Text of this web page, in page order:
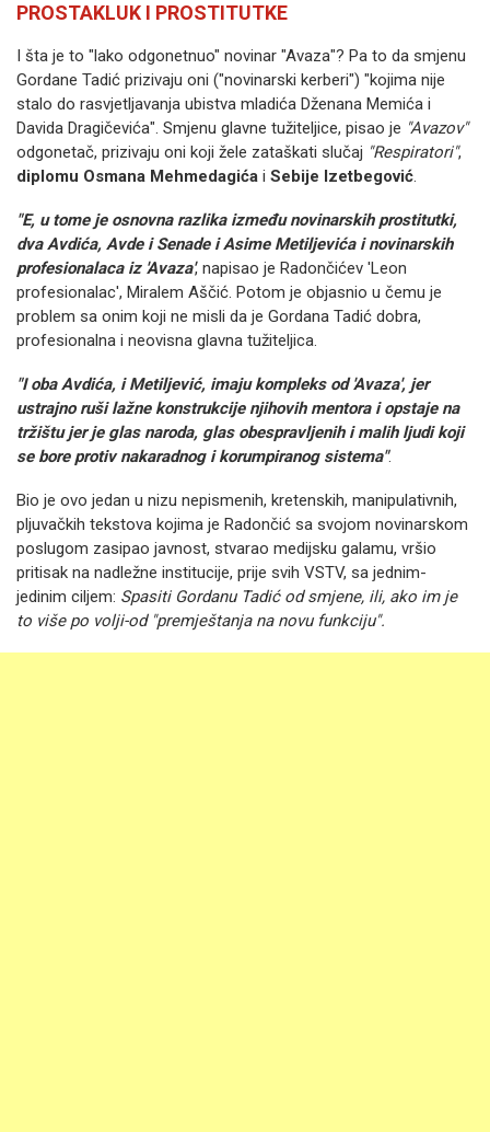
PROSTAKLUK I PROSTITUTKE
I šta je to "lako odgonetnuo" novinar "Avaza"? Pa to da smjenu
Gordane Tadić prizivaju oni ("novinarski kerberi") "kojima nije
stalo do rasvjetljavanja ubistva mladića Dženana Memića i
Davida Dragičevića". Smjenu glavne tužiteljice, pisao je "Avazov"
odgonetač, prizivaju oni koji žele zataškati slučaj "Respiratori",
diplomu Osmana Mehmedagića i Sebije Izetbegović.
"E, u tome je osnovna razlika između novinarskih prostitutki,
dva Avdića, Avde i Senade i Asime Metiljevića i novinarskih
profesionalaca iz 'Avaza', napisao je Radončićev 'Leon
profesionalac', Miralem Aščić. Potom je objasnio u čemu je
problem sa onim koji ne misli da je Gordana Tadić dobra,
profesionalna i neovisna glavna tužiteljica.
"I oba Avdića, i Metiljević, imaju kompleks od 'Avaza', jer
ustrajno ruši lažne konstrukcije njihovih mentora i opstaje na
tržištu jer je glas naroda, glas obespravljenih i malih ljudi koji
se bore protiv nakaradnog i korumpiranog sistema".
Bio je ovo jedan u nizu nepismenih, kretenskih, manipulativnih,
pljuvačkih tekstova kojima je Radončić sa svojom novinarskom
poslugom zasipao javnost, stvarao medijsku galamu, vršio
pritisak na nadležne institucije, prije svih VSTV, sa jednim-
jedinim ciljem: Spasiti Gordanu Tadić od smjene, ili, ako im je
to više po volji-od "premještanja na novu funkciju".